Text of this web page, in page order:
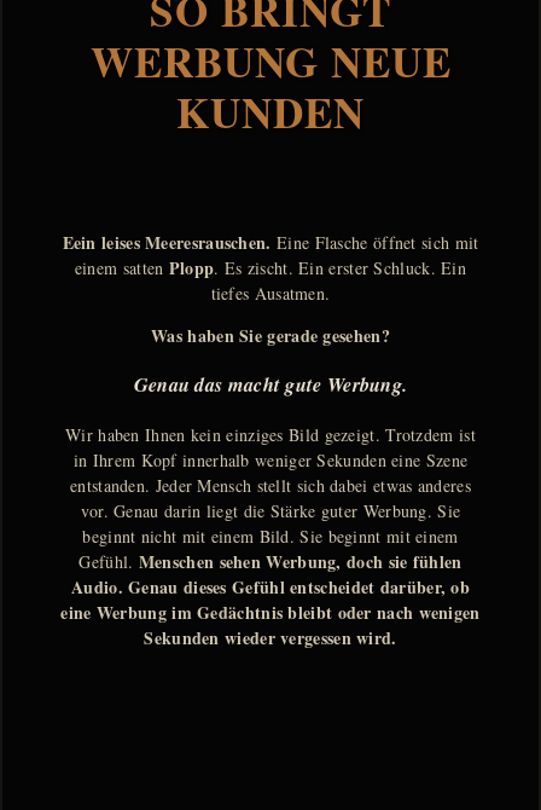
WERBUNG NEUE
KUNDEN
Eein leises Meeresrauschen. Eine Flasche öffnet sich mit
einem satten Plopp. Es zischt. Ein erster Schluck. Ein
tiefes Ausatmen.
Was haben Sie gerade gesehen?
Genau das macht gute Werbung.
Wir haben Ihnen kein einziges Bild gezeigt. Trotzdem ist
in Ihrem Kopf innerhalb weniger Sekunden eine Szene
entstanden. Jeder Mensch stellt sich dabei etwas anderes
vor. Genau darin liegt die Stärke guter Werbung. Sie
beginnt nicht mit einem Bild. Sie beginnt mit einem
Gefühl. Menschen sehen Werbung, doch sie fühlen
Audio. Genau dieses Gefühl entscheidet darüber, ob
eine Werbung im Gedächtnis bleibt oder nach wenigen
Sekunden wieder vergessen wird.